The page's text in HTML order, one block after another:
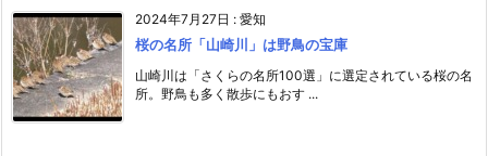
2024年7月27日 : 愛知
桜の名所「山崎川」は野鳥の宝庫
山崎川は「さくらの名所100選」に選定されている桜の名
所。野鳥も多く散歩にもおす ...